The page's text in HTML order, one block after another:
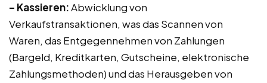
– Kassieren:Abwicklung von
Verkaufstransaktionen, was das Scannen von
Waren, das Entgegennehmen von Zahlungen
(Bargeld, Kreditkarten, Gutscheine, elektronische
Zahlungsmethoden) und das Herausgeben von